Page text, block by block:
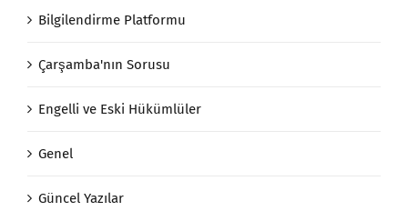
Bilgilendirme Platformu
Çarşamba'nın Sorusu
Engelli ve Eski Hükümlüler
Genel
Güncel Yazılar